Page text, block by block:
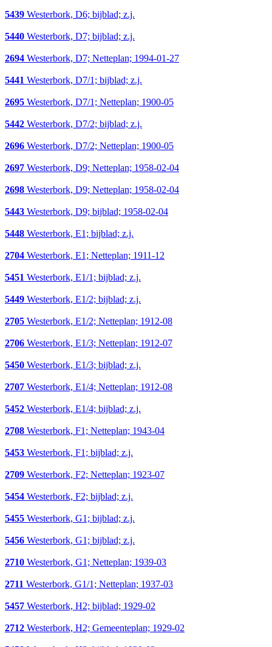
5439 Westerbork, D6; bijblad; z.j.
5440 Westerbork, D7; bijblad; z.j.
2694 Westerbork, D7; Netteplan; 1994-01-27
5441 Westerbork, D7/1; bijblad; z.j.
2695 Westerbork, D7/1; Netteplan; 1900-05
5442 Westerbork, D7/2; bijblad; z.j.
2696 Westerbork, D7/2; Netteplan; 1900-05
2697 Westerbork, D9; Netteplan; 1958-02-04
2698 Westerbork, D9; Netteplan; 1958-02-04
5443 Westerbork, D9; bijblad; 1958-02-04
5448 Westerbork, E1; bijblad; z.j.
2704 Westerbork, E1; Netteplan; 1911-12
5451 Westerbork, E1/1; bijblad; z.j.
5449 Westerbork, E1/2; bijblad; z.j.
2705 Westerbork, E1/2; Netteplan; 1912-08
2706 Westerbork, E1/3; Netteplan; 1912-07
5450 Westerbork, E1/3; bijblad; z.j.
2707 Westerbork, E1/4; Netteplan; 1912-08
5452 Westerbork, E1/4; bijblad; z.j.
2708 Westerbork, F1; Netteplan; 1943-04
5453 Westerbork, F1; bijblad; z.j.
2709 Westerbork, F2; Netteplan; 1923-07
5454 Westerbork, F2; bijblad; z.j.
5455 Westerbork, G1; bijblad; z.j.
5456 Westerbork, G1; bijblad; z.j.
2710 Westerbork, G1; Netteplan; 1939-03
2711 Westerbork, G1/1; Netteplan; 1937-03
5457 Westerbork, H2; bijblad; 1929-02
2712 Westerbork, H2; Gemeenteplan; 1929-02